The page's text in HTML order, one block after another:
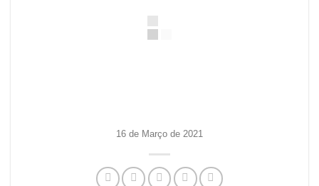
16 de Março de 2021